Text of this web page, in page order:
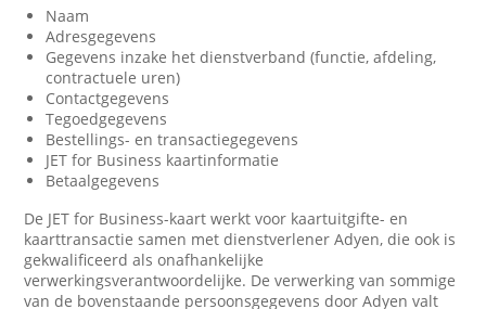
Naam
Adresgegevens
Gegevens inzake het dienstverband (functie, afdeling,
contractuele uren)
Contactgegevens
Tegoedgegevens
Bestellings- en transactiegegevens
JET for Business kaartinformatie
Betaalgegevens
De JET for Business-kaart werkt voor kaartuitgifte- en
kaarttransactie samen met dienstverlener Adyen, die ook is
gekwalificeerd als onafhankelijke
verwerkingsverantwoordelijke. De verwerking van sommige
van de bovenstaande persoonsgegevens door Adyen valt